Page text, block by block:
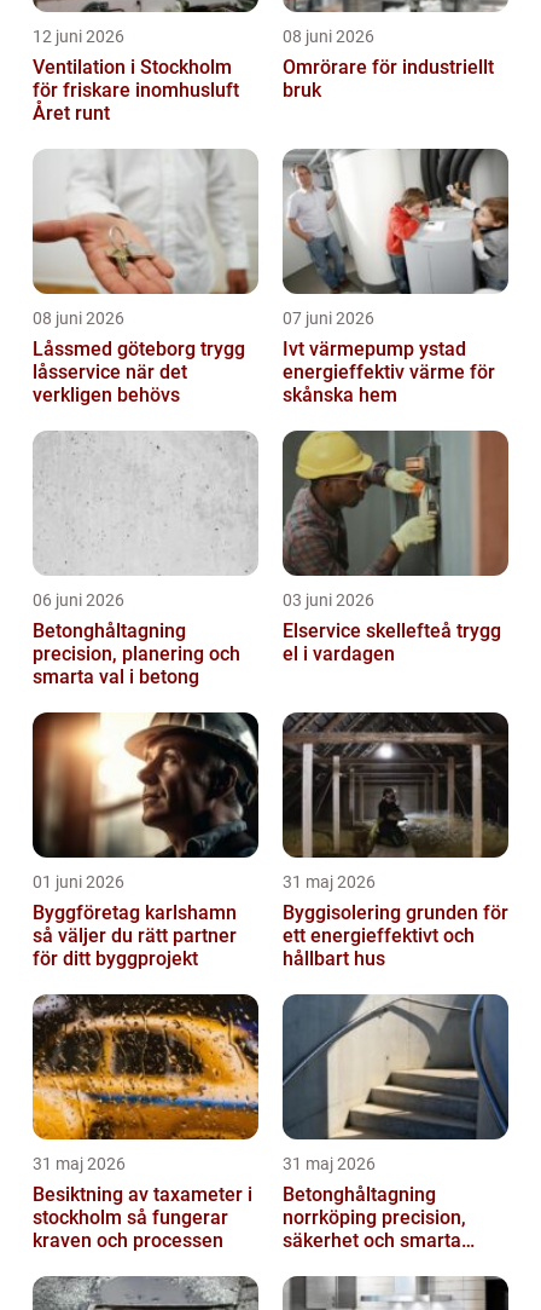
12 juni 2026
Ventilation i Stockholm
för friskare inomhusluft
Året runt
08 juni 2026
Omrörare för industriellt
bruk
08 juni 2026
Låssmed göteborg trygg
låsservice när det
verkligen behövs
07 juni 2026
Ivt värmepump ystad
energieffektiv värme för
skånska hem
06 juni 2026
Betonghåltagning
precision, planering och
smarta val i betong
03 juni 2026
Elservice skellefteå trygg
el i vardagen
01 juni 2026
Byggföretag karlshamn
så väljer du rätt partner
för ditt byggprojekt
31 maj 2026
Byggisolering grunden för
ett energieffektivt och
hållbart hus
31 maj 2026
Besiktning av taxameter i
stockholm så fungerar
kraven och processen
31 maj 2026
Betonghåltagning
norrköping precision,
säkerhet och smarta